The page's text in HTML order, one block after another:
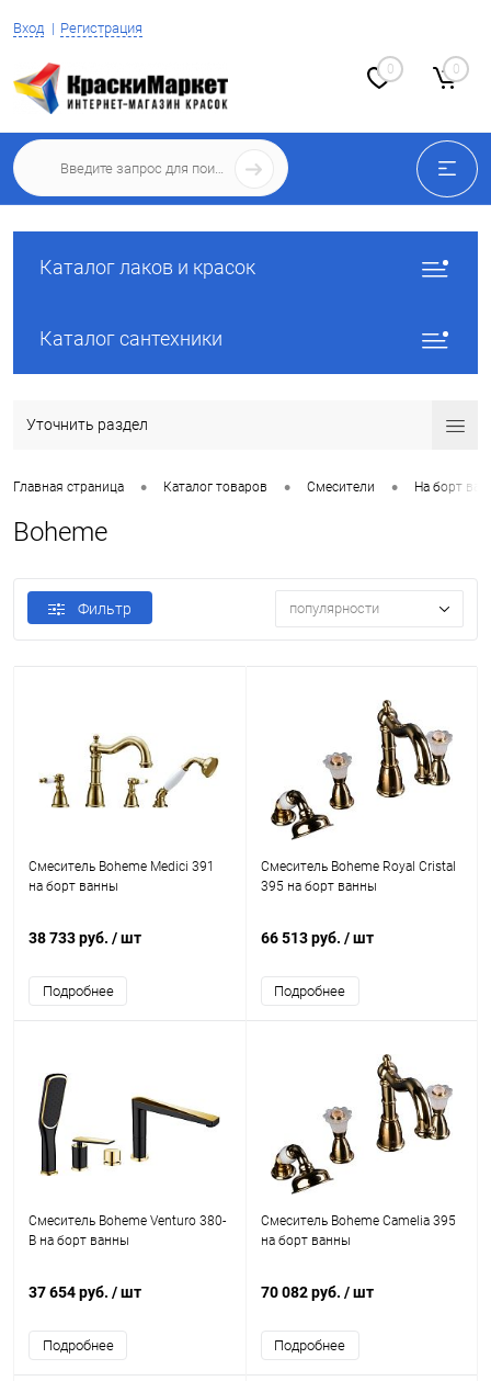
Вход Регистрация
0 0
Каталог лаков и красок
Каталог сантехники
Уточнить раздел
Главная страница • Каталог товаров • Смесители • На борт
Boheme
Фильтр популярности
Смеситель Boheme Medici 391
на борт ванны
38 733 руб. / шт
Подробнее
Смеситель Boheme Royal Cristal
395 на борт ванны
66 513 руб. / шт
Подробнее
Смеситель Boheme Venturo 380-
B на борт ванны
37 654 руб. / шт
Подробнее
Смеситель Boheme Camelia 395
на борт ванны
70 082 руб. / шт
Подробнее